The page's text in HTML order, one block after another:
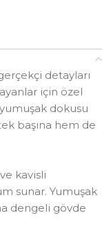
detayları
için özel
dokusu
başına hem de
kavisli
sunar. Yumuşak
dengeli gövde